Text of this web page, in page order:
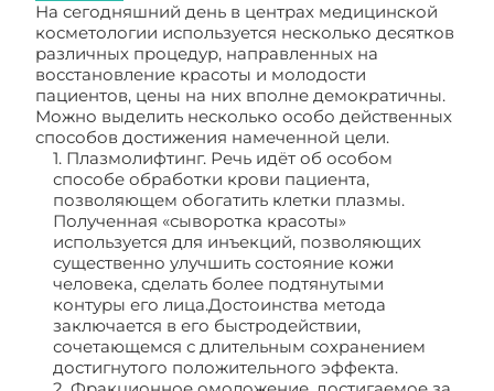
На сегодняшний день в центрах медицинской
косметологии используется несколько десятков
различных процедур, направленных на
восстановление красоты и молодости
пациентов, цены на них вполне демократичны.
Можно выделить несколько особо действенных
способов достижения намеченной цели.
1. Плазмолифтинг. Речь идёт об особом
способе обработки крови пациента,
позволяющем обогатить клетки плазмы.
Полученная «сыворотка красоты»
используется для инъекций, позволяющих
существенно улучшить состояние кожи
человека, сделать более подтянутыми
контуры его лица.Достоинства метода
заключается в его быстродействии,
сочетающемся с длительным сохранением
достигнутого положительного эффекта.